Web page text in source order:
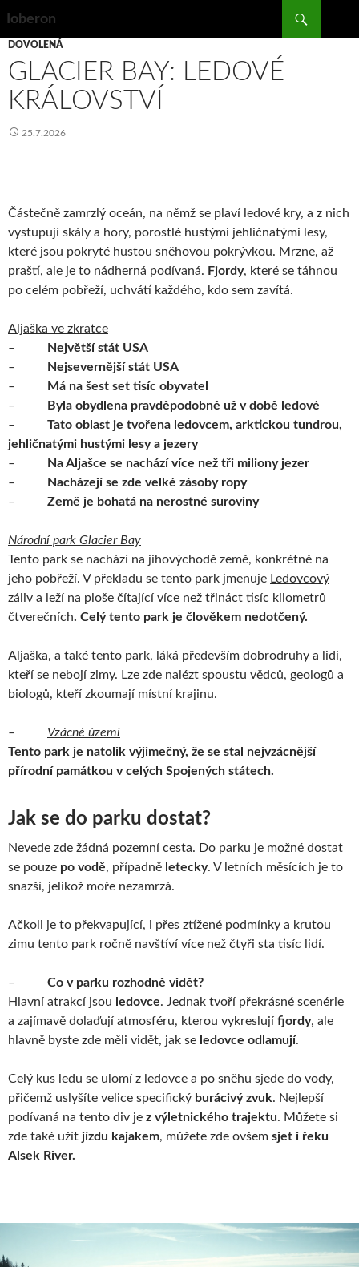
Ioberon
TO
CONTENT
DOVOLENÁ
GLACIER BAY: LEDOVÉ
KRÁLOVSTVÍ
25.7.2026
Částečně zamrzlý oceán, na němž se plaví ledové kry, a z nich
vystupují skály a hory, porostlé hustými jehličnatými lesy,
které jsou pokryté hustou sněhovou pokrývkou. Mrzne, až
praští, ale je to nádherná podívaná. Fjordy, které se táhnou
po celém pobřeží, uchvátí každého, kdo sem zavítá.
Aljaška ve zkratce
–
Největší stát USA
–
Nejsevernější stát USA
–
Má na šest set tisíc obyvatel
–
Byla obydlena pravděpodobně už v době ledové
– Tato oblast je tvořena ledovcem, arktickou tundrou,
jehličnatými hustými lesy a jezery
–
Na Aljašce se nachází více než tři miliony jezer
–
Nacházejí se zde velké zásoby ropy
– Země je bohatá na nerostné suroviny
Národní park Glacier Bay
Tento park se nachází na jihovýchodě země, konkrétně na
jeho pobřeží. V překladu se tento park jmenuje Ledovcový
záliv a leží na ploše čítající více než třináct tisíc kilometrů
čtverečních. Celý tento park je člověkem nedotčený.
Aljaška, a také tento park, láká především dobrodruhy a lidi,
kteří se nebojí zimy. Lze zde nalézt spoustu vědců, geologů a
biologů, kteří zkoumají místní krajinu.
– Vzácné území
Tento park je natolik výjimečný, že se stal nejvzácnější
přírodní památkou v celých Spojených státech.
Jak se do parku dostat?
Nevede zde žádná pozemní cesta. Do parku je možné dostat
se pouze po vodě, případně letecky. V letních měsících je to
snazší, jelikož moře nezamrzá.
Ačkoli je to překvapující, i přes ztížené podmínky a krutou
zimu tento park ročně navštíví více než čtyři sta tisíc lidí.
– Co v parku rozhodně vidět?
Hlavní atrakcí jsou ledovce. Jednak tvoří překrásné scenérie
a zajímavě dolaďují atmosféru, kterou vykreslují fjordy, ale
hlavně byste zde měli vidět, jak se ledovce odlamují.
Celý kus ledu se ulomí z ledovce a po sněhu sjede do vody,
přičemž uslyšíte velice specifický burácivý zvuk. Nejlepší
podívaná na tento div je z výletnického trajektu. Můžete si
zde také užít jízdu kajakem, můžete zde ovšem sjet i řeku
Alsek River.